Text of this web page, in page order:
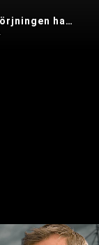
Försvaret, energin och matförsörjningen har gått fel - Roger Richthoff i Fjärde Statsmakten 130